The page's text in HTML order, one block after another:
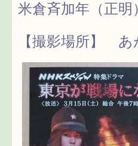
米倉斉加年（正
【撮影場所】 あ